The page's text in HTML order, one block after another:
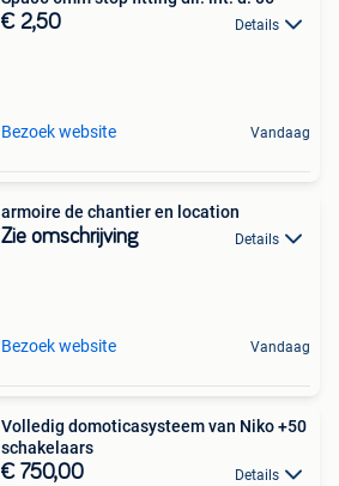
€ 2,50 Details
Bezoek website Vandaag
armoire de chantier en location
Zie omschrijving Details
Bezoek website Vandaag
Volledig domoticasysteem van Niko +50
schakelaars
€ 750,00 Details